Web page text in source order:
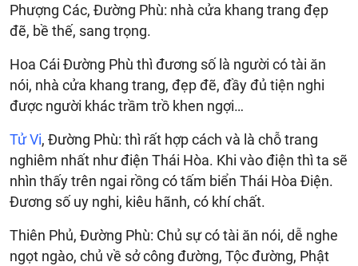
Phượng Các, Đường Phù: nhà cửa khang trang đẹp
đẽ, bề thế, sang trọng.
Hoa Cái Đường Phù thì đương số là người có tài ăn
nói, nhà cửa khang trang, đẹp đẽ, đầy đủ tiện nghi
được người khác trầm trồ khen ngợi…
Tử Vi, Đường Phù: thì rất hợp cách và là chỗ trang
nghiêm nhất như điện Thái Hòa. Khi vào điện thì ta sẽ
nhìn thấy trên ngai rồng có tấm biển Thái Hòa Điện.
Đương số uy nghi, kiêu hãnh, có khí chất.
Thiên Phủ, Đường Phù: Chủ sự có tài ăn nói, dễ nghe
ngọt ngào, chủ về sở công đường, Tộc đường, Phật